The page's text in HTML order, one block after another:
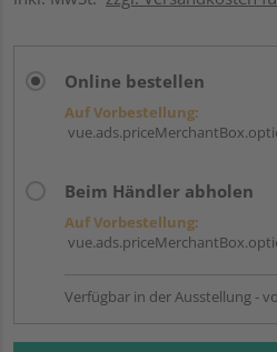
Online bestellen
Auf Vorbestellung:
Beim Händler abholen
Auf Vorbestellung:
Verfügbar in der Ausstellung -